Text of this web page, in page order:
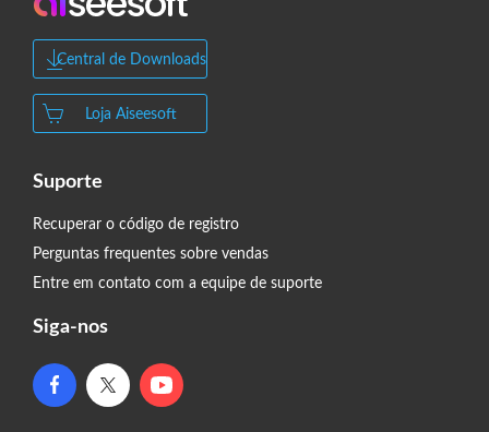
Central de Downloads
Loja Aiseesoft
Suporte
Recuperar o código de registro
Perguntas frequentes sobre vendas
Entre em contato com a equipe de suporte
Siga-nos